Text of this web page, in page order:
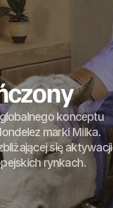
konceptu
marki Milka.
się aktywacji
rynkach.